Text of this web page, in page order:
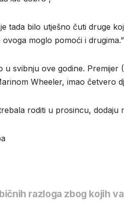
tada bilo utješno čuti druge
ovoga moglo pomoći i drugima.”
u svibnju ove godine.
Wheeler, imao četvero
roditi u prosincu, dodaju
razloga zbog kojih